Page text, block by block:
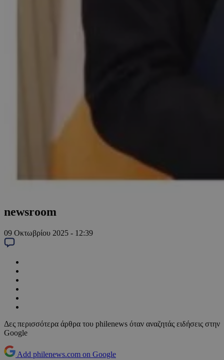
newsroom
09 Οκτωβρίου 2025 - 12:39
Δες περισσότερα άρθρα του philenews όταν αναζητάς ειδήσεις στην
Google
Add philenews.com on Google